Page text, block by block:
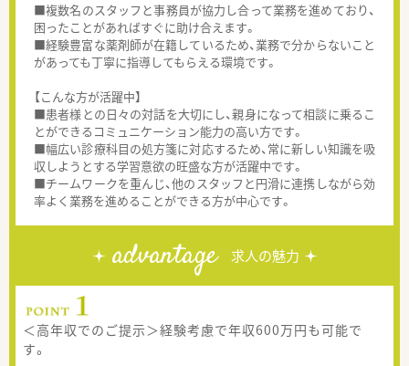
■複数名のスタッフと事務員が協力し合って業務を進めており、
困ったことがあればすぐに助け合えます。
■経験豊富な薬剤師が在籍しているため、業務で分からないこと
があっても丁寧に指導してもらえる環境です。
【こんな方が活躍中】
■患者様との日々の対話を大切にし、親身になって相談に乗るこ
とができるコミュニケーション能力の高い方です。
■幅広い診療科目の処方箋に対応するため、常に新しい知識を吸
収しようとする学習意欲の旺盛な方が活躍中です。
■チームワークを重んじ、他のスタッフと円滑に連携しながら効
率よく業務を進めることができる方が中心です。
advantage 求人の魅力
＜高年収でのご提示＞経験考慮で年収600万円も可能で
す。